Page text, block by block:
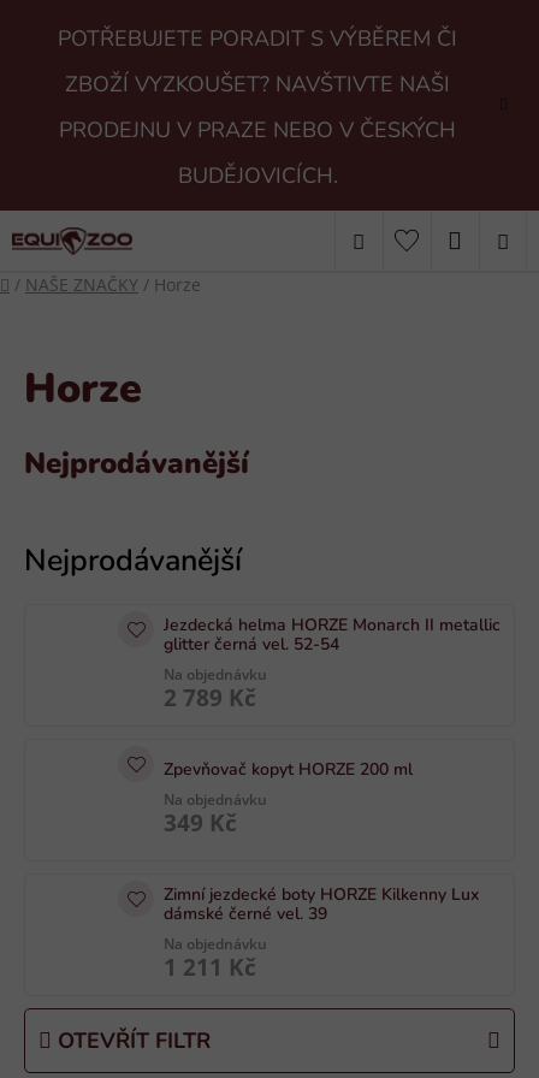
POTŘEBUJETE PORADIT S VÝBĚREM ČI
ZBOŽÍ VYZKOUŠET? NAVŠTIVTE NAŠI
PRODEJNU V PRAZE NEBO V ČESKÝCH
BUDĚJOVICÍCH.
Hledat
Domů
/ NAŠE ZNAČKY / Horze
Horze
Nejprodávanější
Jezdecká helma HORZE Monarch II metallic
glitter černá vel. 52-54
Na objednávku
2 789 Kč
Zpevňovač kopyt HORZE 200 ml
Na objednávku
349 Kč
Zimní jezdecké boty HORZE Kilkenny Lux
dámské černé vel. 39
Na objednávku
1 211 Kč
OTEVŘÍT FILTR
ý
p